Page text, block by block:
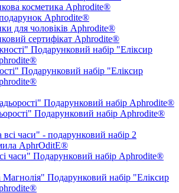
косметика Aphrodite®
Aphrodite®
для чоловіків Aphrodite®
сертифікат Aphrodite®
Подарунковий набір "Еліксир
Подарунковий набір Aphrodite®
часи" Подарунковий набір Aphrodite®